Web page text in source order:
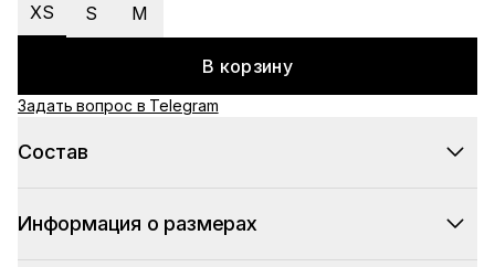
XS S M
В корзину
Задать вопрос в Telegram
Состав
Информация о размерах